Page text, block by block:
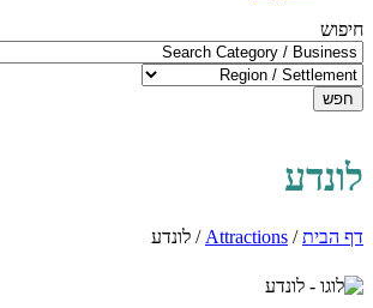
חיפוש
חפש
לונדע
דף הבית/
Attractions
/ לונדע